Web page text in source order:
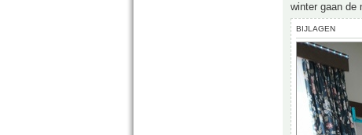
winter gaan de
BIJLAGEN